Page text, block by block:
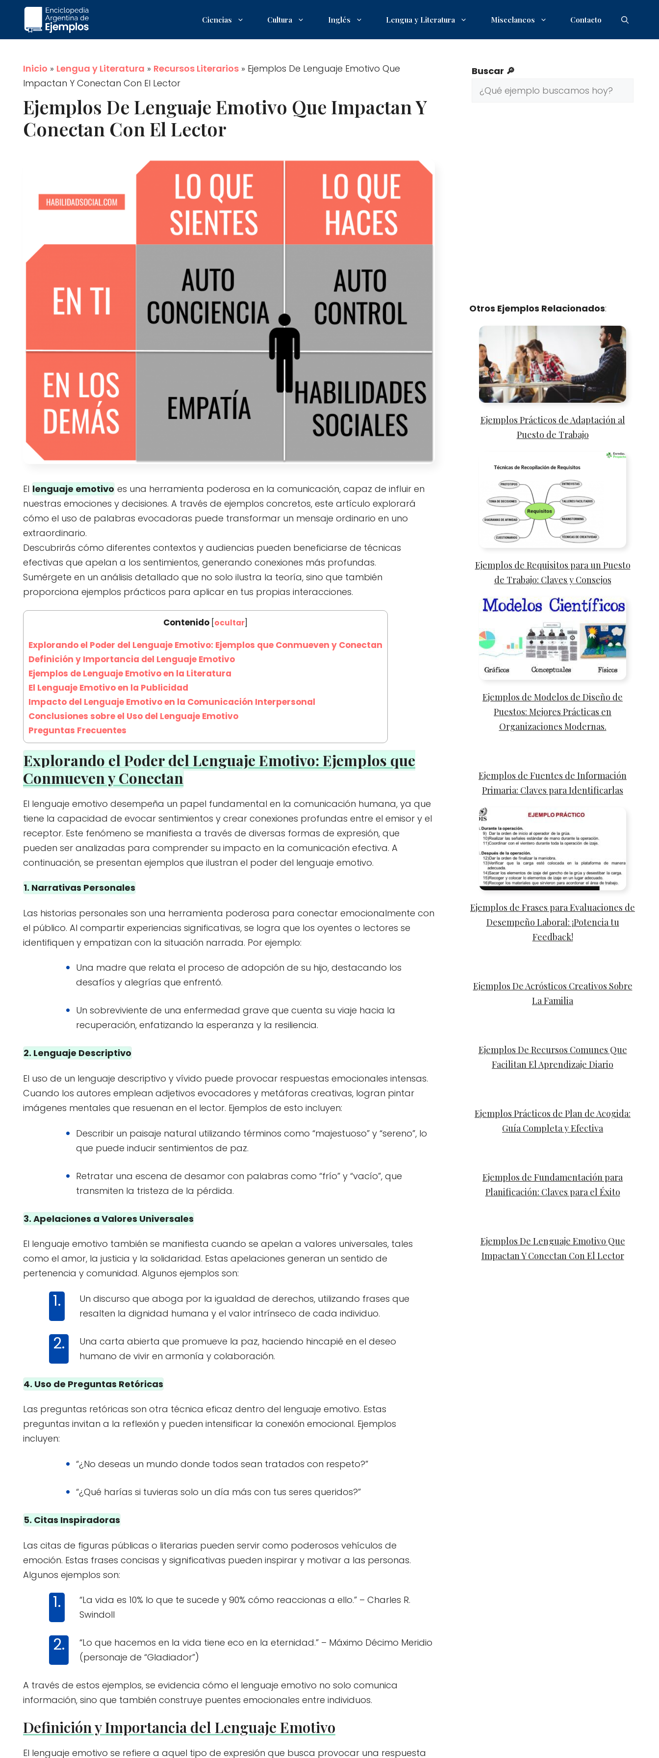
Saltar
contenido
Ciencias Cultura Inglés Lengua y Literatura Miscelaneos Contacto
Inicio » Lengua y Literatura » Recursos Literarios » Ejemplos De Lenguaje Emotivo Que
Impactan Y Conectan Con El Lector
Ejemplos De Lenguaje Emotivo Que Impactan Y
Conectan Con El Lector
El lenguaje emotivo es una herramienta poderosa en la comunicación, capaz de influir en
nuestras emociones y decisiones. A través de ejemplos concretos, este artículo explorará
cómo el uso de palabras evocadoras puede transformar un mensaje ordinario en uno
extraordinario.
Descubrirás cómo diferentes contextos y audiencias pueden beneficiarse de técnicas
efectivas que apelan a los sentimientos, generando conexiones más profundas.
Sumérgete en un análisis detallado que no solo ilustra la teoría, sino que también
proporciona ejemplos prácticos para aplicar en tus propias interacciones.
Contenido [ocultar]
Explorando el Poder del Lenguaje Emotivo: Ejemplos que Conmueven y Conectan
Definición y Importancia del Lenguaje Emotivo
Ejemplos de Lenguaje Emotivo en la Literatura
El Lenguaje Emotivo en la Publicidad
Impacto del Lenguaje Emotivo en la Comunicación Interpersonal
Conclusiones sobre el Uso del Lenguaje Emotivo
Preguntas Frecuentes
Explorando el Poder del Lenguaje Emotivo: Ejemplos que
Conmueven y Conectan
El lenguaje emotivo desempeña un papel fundamental en la comunicación humana, ya que
tiene la capacidad de evocar sentimientos y crear conexiones profundas entre el emisor y el
receptor. Este fenómeno se manifiesta a través de diversas formas de expresión, que
pueden ser analizadas para comprender su impacto en la comunicación efectiva. A
continuación, se presentan ejemplos que ilustran el poder del lenguaje emotivo.
1. Narrativas Personales
Las historias personales son una herramienta poderosa para conectar emocionalmente con
el público. Al compartir experiencias significativas, se logra que los oyentes o lectores se
identifiquen y empatizan con la situación narrada. Por ejemplo:
Una madre que relata el proceso de adopción de su hijo, destacando los
desafíos y alegrías que enfrentó.
Un sobreviviente de una enfermedad grave que cuenta su viaje hacia la
recuperación, enfatizando la esperanza y la resiliencia.
2. Lenguaje Descriptivo
El uso de un lenguaje descriptivo y vívido puede provocar respuestas emocionales intensas.
Cuando los autores emplean adjetivos evocadores y metáforas creativas, logran pintar
imágenes mentales que resuenan en el lector. Ejemplos de esto incluyen:
Describir un paisaje natural utilizando términos como “majestuoso” y “sereno”, lo
que puede inducir sentimientos de paz.
Retratar una escena de desamor con palabras como “frío” y “vacío”, que
transmiten la tristeza de la pérdida.
3. Apelaciones a Valores Universales
El lenguaje emotivo también se manifiesta cuando se apelan a valores universales, tales
como el amor, la justicia y la solidaridad. Estas apelaciones generan un sentido de
pertenencia y comunidad. Algunos ejemplos son:
Un discurso que aboga por la igualdad de derechos, utilizando frases que
resalten la dignidad humana y el valor intrínseco de cada individuo.
Una carta abierta que promueve la paz, haciendo hincapié en el deseo
humano de vivir en armonía y colaboración.
4. Uso de Preguntas Retóricas
Las preguntas retóricas son otra técnica eficaz dentro del lenguaje emotivo. Estas
preguntas invitan a la reflexión y pueden intensificar la conexión emocional. Ejemplos
incluyen:
“¿No deseas un mundo donde todos sean tratados con respeto?”
“¿Qué harías si tuvieras solo un día más con tus seres queridos?”
5. Citas Inspiradoras
Las citas de figuras públicas o literarias pueden servir como poderosos vehículos de
emoción. Estas frases concisas y significativas pueden inspirar y motivar a las personas.
Algunos ejemplos son:
“La vida es 10% lo que te sucede y 90% cómo reaccionas a ello.” – Charles R.
Swindoll
“Lo que hacemos en la vida tiene eco en la eternidad.” – Máximo Décimo Meridio
(personaje de “Gladiador”)
A través de estos ejemplos, se evidencia cómo el lenguaje emotivo no solo comunica
información, sino que también construye puentes emocionales entre individuos.
Definición y Importancia del Lenguaje Emotivo
El lenguaje emotivo se refiere a aquel tipo de expresión que busca provocar una respuesta
Buscar 🔎
Otros Ejemplos Relacionados:
Ejemplos Prácticos de Adaptación al
Puesto de Trabajo
Ejemplos de Requisitos para un Puesto
de Trabajo: Claves y Consejos
Ejemplos de Modelos de Diseño de
Puestos: Mejores Prácticas en
Organizaciones Modernas.
Ejemplos de Fuentes de Información
Primaria: Claves para Identificarlas
Ejemplos de Frases para Evaluaciones de
Desempeño Laboral: ¡Potencia tu
Feedback!
Ejemplos De Acrósticos Creativos Sobre
La Familia
Ejemplos De Recursos Comunes Que
Facilitan El Aprendizaje Diario
Ejemplos Prácticos de Plan de Acogida:
Guía Completa y Efectiva
Ejemplos de Fundamentación para
Planificación: Claves para el Éxito
Ejemplos De Lenguaje Emotivo Que
Impactan Y Conectan Con El Lector